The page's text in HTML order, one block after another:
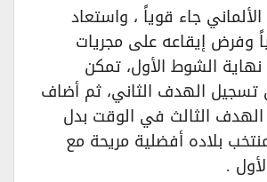
جاء قوياً ، واستعاد
وفرض إيقاعه على مجريات
نهاية الشوط الأول، تمكن
تسجيل الهدف الثاني، ثم أضاف
الثالث في الوقت بدل
بلاده أفضلية مريحة مع
.